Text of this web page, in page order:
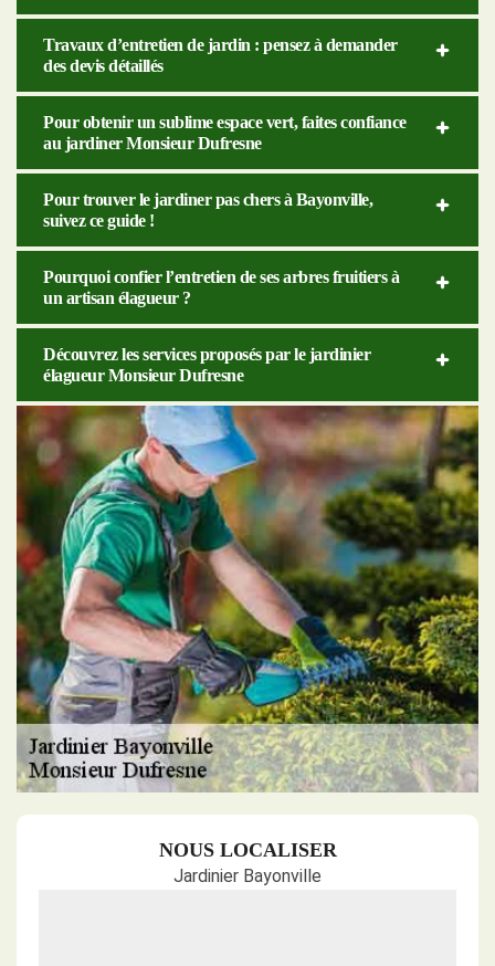
Travaux d’entretien de jardin : pensez à demander
des devis détaillés
Pour obtenir un sublime espace vert, faites confiance
au jardiner Monsieur Dufresne
Pour trouver le jardiner pas chers à Bayonville,
suivez ce guide !
Pourquoi confier l’entretien de ses arbres fruitiers à
un artisan élagueur ?
Découvrez les services proposés par le jardinier
élagueur Monsieur Dufresne
NOUS LOCALISER
Jardinier Bayonville